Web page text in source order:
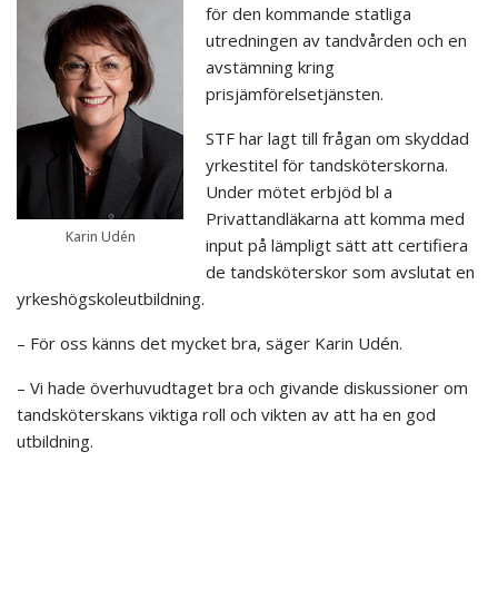
Karin Udén
för den kommande statliga
utredningen av tandvården och en
avstämning kring
prisjämförelsetjänsten.
STF har lagt till frågan om skyddad
yrkestitel för tandsköterskorna.
Under mötet erbjöd bl a
Privattandläkarna att komma med
input på lämpligt sätt att certifiera
de tandsköterskor som avslutat en
yrkeshögskoleutbildning.
– För oss känns det mycket bra, säger Karin Udén.
– Vi hade överhuvudtaget bra och givande diskussioner om
tandsköterskans viktiga roll och vikten av att ha en god
utbildning.